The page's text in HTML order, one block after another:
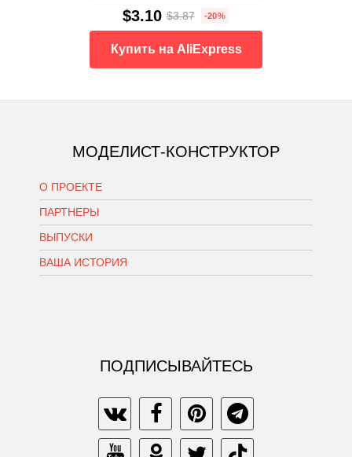
$3.10 $3.87 -20%
Купить на AliExpress
МОДЕЛИСТ-КОНСТРУКТОР
О ПРОЕКТЕ
ПАРТНЕРЫ
ВЫПУСКИ
ВАША ИСТОРИЯ
ПОДПИСЫВАЙТЕСЬ